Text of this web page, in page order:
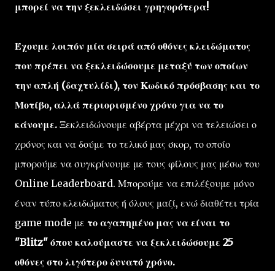
μπορεί να την ξεκλειδώσει γρηγορότερα!
Έχουμε λοιπόν μία σειρά από οθόνες κλειδώματος
που πρέπει να ξεκλειδώσουμε μεταξύ των οποίων
την απλή (δαχτυλίδι), τον Κωδικό πρόσβασης και το
Μοτίβο, αλλά περιορισμένο χρόνο για να το
κάνουμε. Ξεκλειδώνουμε αβέρτα μέχρι να τελειώσει ο
χρόνος και να δούμε το τελικό μας σκορ, το οποίο
μπορούμε να συγκρίνουμε με τους φίλους μας μέσω του
Online Leaderboard. Μπορούμε να επιλέξουμε μόνο
έναν τύπο κλειδώματος ή όλους μαζί, ενώ διαθέτει τρία
game mode με το αγαπημένο μας να είναι το
"Blitz" όπου καλούμαστε να ξεκλειδώσουμε 25
οθόνες στο λιγότερο δυνατό χρόνο.